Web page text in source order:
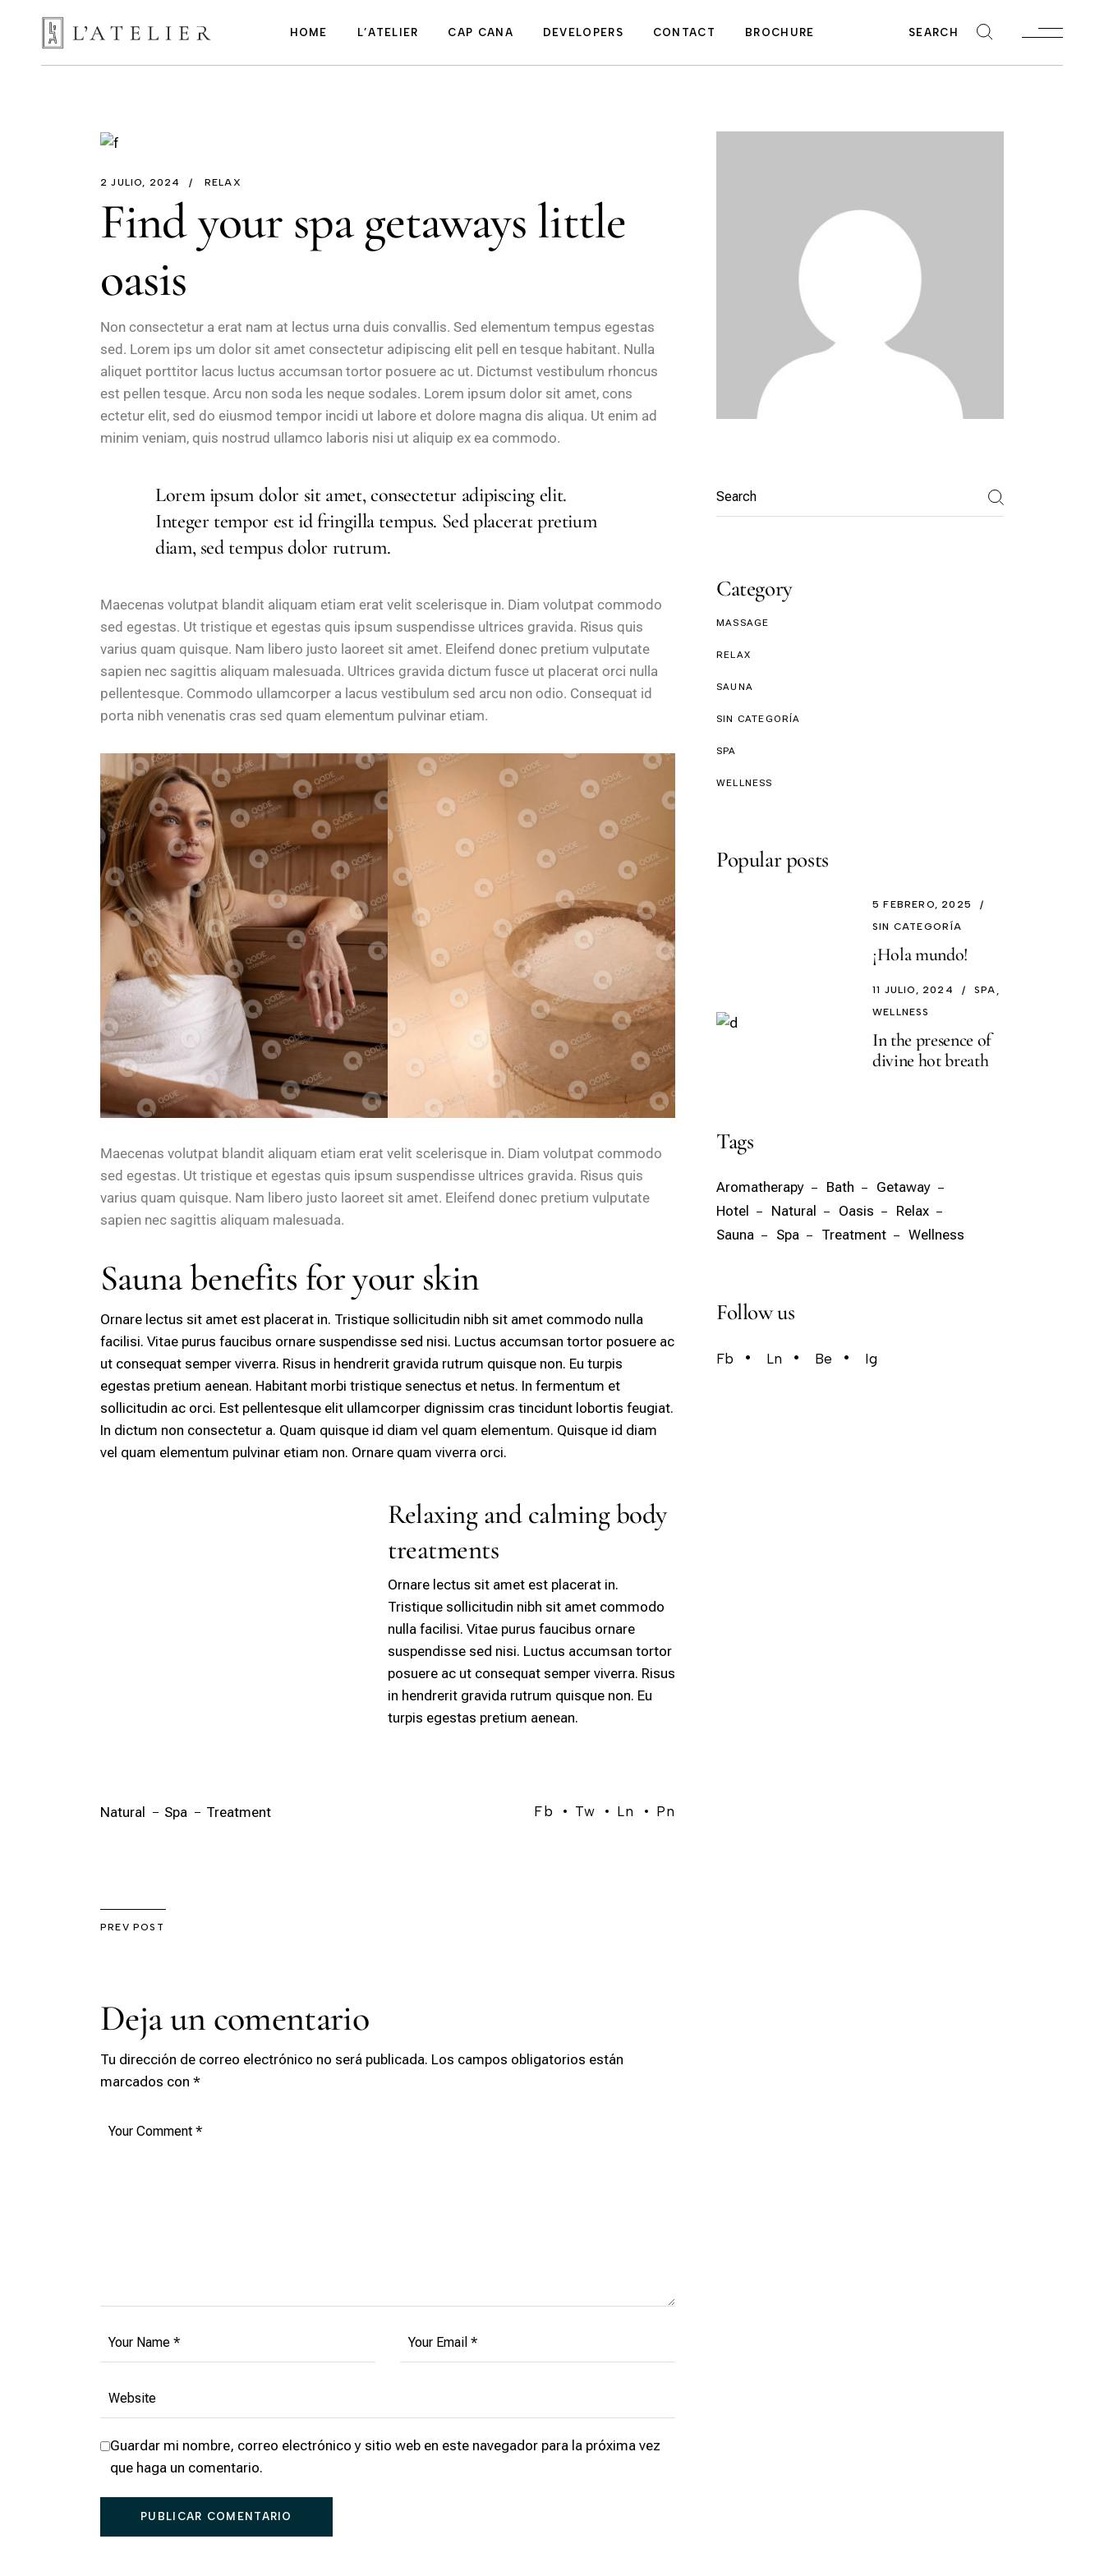
HOME L’ATELIER CAP CANA DEVELOPERS CONTACT BROCHURE SEARCH
Interior Design
Exclusive Members
PREV
2 JULIO, 2024 RELAX
Find your spa getaways little
oasis
Non consectetur a erat nam at lectus urna duis convallis. Sed elementum tempus egestas
sed. Lorem ips um dolor sit amet consectetur adipiscing elit pell en tesque habitant. Nulla
aliquet porttitor lacus luctus accumsan tortor posuere ac ut. Dictumst vestibulum rhoncus
est pellen tesque. Arcu non soda les neque sodales. Lorem ipsum dolor sit amet, cons
ectetur elit, sed do eiusmod tempor incidi ut labore et dolore magna dis aliqua. Ut enim ad
minim veniam, quis nostrud ullamco laboris nisi ut aliquip ex ea commodo.
Lorem ipsum dolor sit amet, consectetur adipiscing elit.
Integer tempor est id fringilla tempus. Sed placerat pretium
diam, sed tempus dolor rutrum.
Maecenas volutpat blandit aliquam etiam erat velit scelerisque in. Diam volutpat commodo
sed egestas. Ut tristique et egestas quis ipsum suspendisse ultrices gravida. Risus quis
varius quam quisque. Nam libero justo laoreet sit amet. Eleifend donec pretium vulputate
sapien nec sagittis aliquam malesuada. Ultrices gravida dictum fusce ut placerat orci nulla
pellentesque. Commodo ullamcorper a lacus vestibulum sed arcu non odio. Consequat id
porta nibh venenatis cras sed quam elementum pulvinar etiam.
Maecenas volutpat blandit aliquam etiam erat velit scelerisque in. Diam volutpat commodo
sed egestas. Ut tristique et egestas quis ipsum suspendisse ultrices gravida. Risus quis
varius quam quisque. Nam libero justo laoreet sit amet. Eleifend donec pretium vulputate
sapien nec sagittis aliquam malesuada.
Sauna benefits for your skin
Ornare lectus sit amet est placerat in. Tristique sollicitudin nibh sit amet commodo nulla
facilisi. Vitae purus faucibus ornare suspendisse sed nisi. Luctus accumsan tortor posuere ac
ut consequat semper viverra. Risus in hendrerit gravida rutrum quisque non. Eu turpis
egestas pretium aenean. Habitant morbi tristique senectus et netus. In fermentum et
sollicitudin ac orci. Est pellentesque elit ullamcorper dignissim cras tincidunt lobortis feugiat.
In dictum non consectetur a. Quam quisque id diam vel quam elementum. Quisque id diam
vel quam elementum pulvinar etiam non. Ornare quam viverra orci.
Relaxing and calming body
treatments
Ornare lectus sit amet est placerat in.
Tristique sollicitudin nibh sit amet commodo
nulla facilisi. Vitae purus faucibus ornare
suspendisse sed nisi. Luctus accumsan tortor
posuere ac ut consequat semper viverra. Risus
in hendrerit gravida rutrum quisque non. Eu
turpis egestas pretium aenean.
Natural Spa Treatment Fb Tw Ln Pn
PREV POST
Deja un comentario
Tu dirección de correo electrónico no será publicada. Los campos obligatorios están
marcados con *
Guardar mi nombre, correo electrónico y sitio web en este navegador para la próxima vez
que haga un comentario.
PUBLICAR COMENTARIO
Category
MASSAGE
RELAX
SAUNA
SIN CATEGORÍA
SPA
WELLNESS
Popular posts
5 FEBRERO, 2025
SIN CATEGORÍA
¡Hola mundo!
11 JULIO, 2024
SPA
WELLNESS
In the presence of
divine hot breath
Tags
Aromatherapy Bath
Getaway
Hotel
Natural Oasis
Relax
Sauna
Spa Treatment Wellness
Follow us
Fb Ln Be Ig